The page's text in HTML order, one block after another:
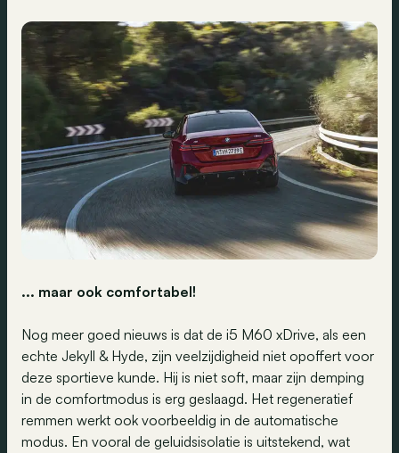
... maar ook comfortabel!
Nog meer goed nieuws is dat de i5 M60 xDrive, als een
echte Jekyll & Hyde, zijn veelzijdigheid niet opoffert voor
deze sportieve kunde. Hij is niet soft, maar zijn demping
in de comfortmodus is erg geslaagd. Het regeneratief
remmen werkt ook voorbeeldig in de automatische
modus. En vooral de geluidsisolatie is uitstekend, wat